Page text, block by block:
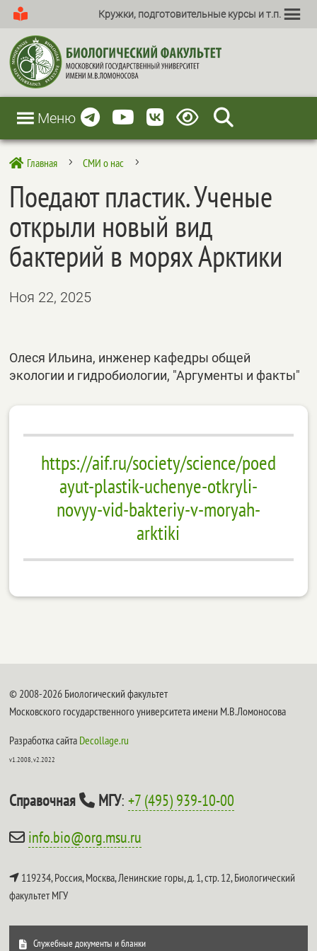
Кружки, подготовительные курсы и т.п.
Меню
 Главная 5 СМИ о нас 5
Поедают пластик. Ученые
открыли новый вид
бактерий в морях Арктики
Ноя 22, 2025
Олеся Ильина, инженер кафедры общей
экологии и гидробиологии, "Аргументы и факты"
https://aif.ru/society/science/poed
ayut-plastik-uchenye-otkryli-
novyy-vid-bakteriy-v-moryah-
arktiki
© 2008-2026 Биологический факультет
Московского государственного университета имени М.В.Ломоносова
Разработка сайта Decollage.ru
v1.2008, v2.2022
Справочная МГУ:+7 (495) 939-10-00
info.bio@org.msu.ru
119234, Россия, Москва, Ленинские горы, д. 1, стр. 12,Биологический
факультет МГУ
Служебные документы и бланки